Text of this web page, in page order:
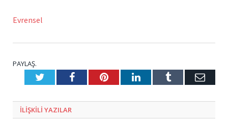
Evrensel
PAYLAŞ.
TwitterFacebookPinterestLinkedInTumblr E-
ILIŞKILI YAZILAR